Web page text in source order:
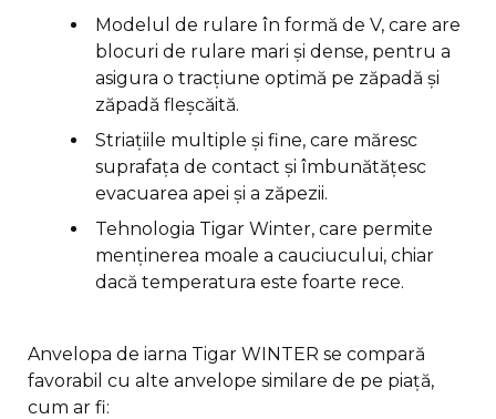
Modelul de rulare în formă de V, care are
blocuri de rulare mari și dense, pentru a
asigura o tracțiune optimă pe zăpadă și
zăpadă fleșcăită.
Striațiile multiple și fine, care măresc
suprafața de contact și îmbunătățesc
evacuarea apei și a zăpezii.
Tehnologia Tigar Winter, care permite
menținerea moale a cauciucului, chiar
dacă temperatura este foarte rece.
Anvelopa de iarna Tigar WINTER se compară
favorabil cu alte anvelope similare de pe piață,
cum ar fi: